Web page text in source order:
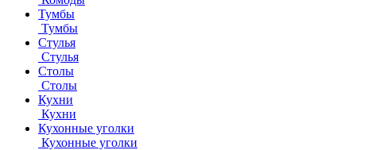
Тумбы
Тумбы
Стулья
Стулья
Столы
Столы
Кухни
Кухни
Кухонные уголки
Кухонные уголки